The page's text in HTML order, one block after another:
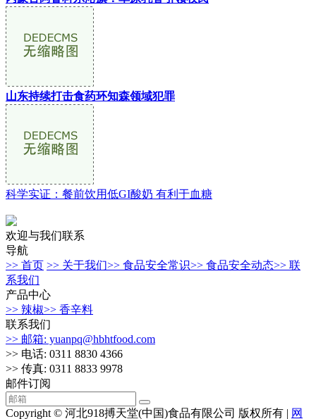
山东持续打击食药环知森领域犯罪
科学实证：餐前饮用低GI酸奶 有利于血糖
欢迎与我们联系
导航
>> 首页 >> 关于我们>> 食品安全常识>> 食品安全动态>> 联
系我们
产品中心
>> 辣椒>> 香辛料
联系我们
>> 邮箱: yuanpq@hbhtfood.com
>> 电话: 0311 8830 4366
>> 传真: 0311 8833 9978
邮件订阅
Copyright © 河北918搏天堂(中国)食品有限公司 版权所有 | 网